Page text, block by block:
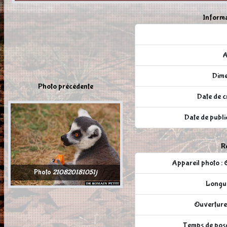
Photo précédente
Photo210820181051j
Date de
Date de
Appareil photo :
Temps de